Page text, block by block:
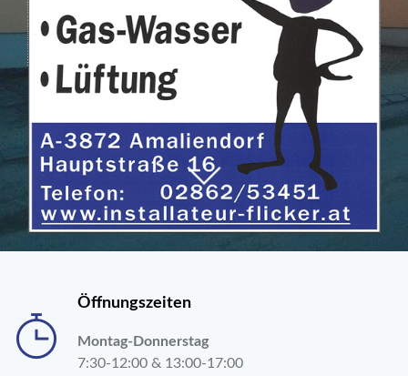
Öffnungszeiten
Montag-Donnerstag
7:30-12:00 & 13:00-17:00